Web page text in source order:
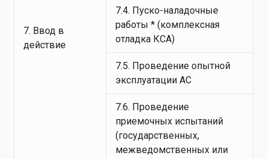
7. Ввод в
действие
7.4. Пуско-наладочные
работы * (комплексная
отладка КСА)
7.5. Проведение опытной
эксплуатации АС
7.6. Проведение
приемочных испытаний
(государственных,
межведомственных или